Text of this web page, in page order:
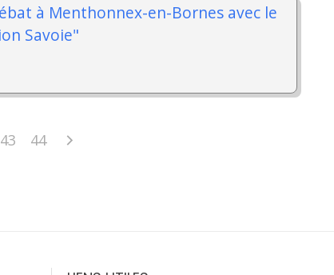
à Menthonnex-en-Bornes avec le
Savoie"
43 44